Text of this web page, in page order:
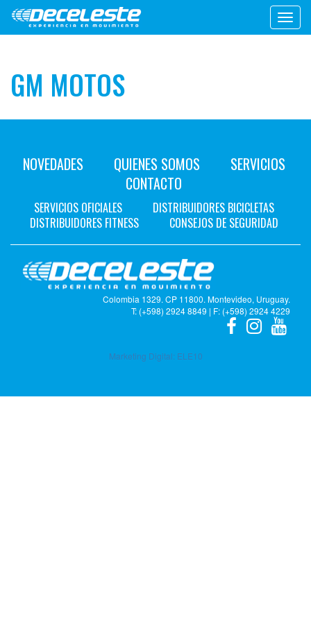
GM MOTOS
NOVEDADES QUIENES SOMOS
SERVICIOS
CONTACTO
SERVICIOS OFICIALES
DISTRIBUIDORES BICICLETAS
DISTRIBUIDORES FITNESS
CONSEJOS DE SEGURIDAD
Colombia 1329. CP 11800. Montevideo, Uruguay.
T: (+598) 2924 8849 | F: (+598) 2924 4229
Marketing Digital: ELE10